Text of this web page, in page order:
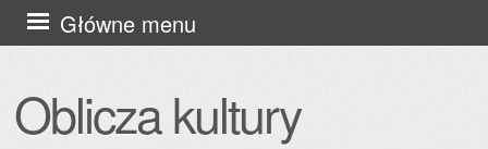
Oblicza kultury
Główne menu
Przejdź
do